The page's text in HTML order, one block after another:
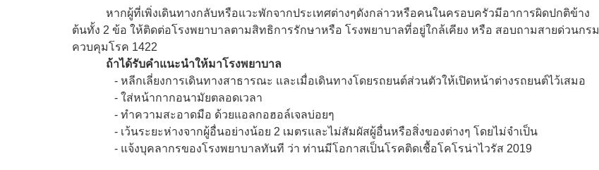
หากผู้ที่เพิ่งเดินทางกลับหรือแวะพักจากประเทศต่างๆดังกล่าวหรือคนในครอบครัวมีอาการผิดปกติข้าง
ต้นทั้ง 2 ข้อ ให้ติดต่อโรงพยาบาลตามสิทธิการรักษาหรือ โรงพยาบาลที่อยู่ใกล้เคียง หรือ สอบถามสายด่วนกรม
ควบคุมโรค 1422
ถ้าได้รับคำแนะนำให้มาโรงพยาบาล
- หลีกเลี่ยงการเดินทางสาธารณะ และเมื่อเดินทางโดยรถยนต์ส่วนตัวให้เปิดหน้าต่างรถยนต์ไว้เสมอ
- ใส่หน้ากากอนามัยตลอดเวลา
- ทำความสะอาดมือ ด้วยแอลกอฮอล์เจลบ่อยๆ
- เว้นระยะห่างจากผู้อื่นอย่างน้อย 2 เมตรและไม่สัมผัสผู้อื่นหรือสิ่งของต่างๆ โดยไม่จำเป็น
- แจ้งบุคลากรของโรงพยาบาลทันที ว่า ท่านมีโอกาสเป็นโรคติดเชื้อโคโรน่าไวรัส 2019